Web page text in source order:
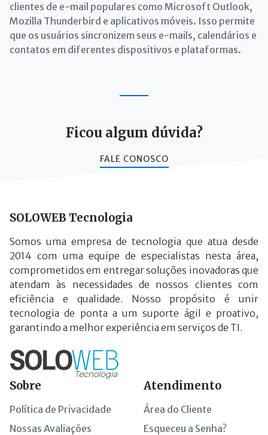
clientes de e-mail populares como Microsoft Outlook,
Mozilla Thunderbird e aplicativos móveis. Isso permite
que os usuários sincronizem seus e-mails, calendários e
contatos em diferentes dispositivos e plataformas.
Ficou algum dúvida?
FALE CONOSCO
SOLOWEB Tecnologia
Somos uma empresa de tecnologia que atua desde
2014 com uma equipe de especialistas nesta área,
comprometidos em entregar soluções inovadoras que
atendam às necessidades de nossos clientes com
eficiência e qualidade. Nosso propósito é unir
tecnologia de ponta a um suporte ágil e proativo,
garantindo a melhor experiência em serviços de TI.
Sobre
Política de Privacidade
Nossas Avaliações
Atendimento
Área do Cliente
Esqueceu a Senha?